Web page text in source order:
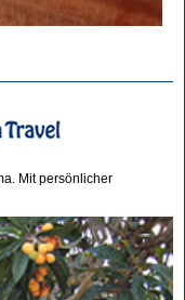
Mit persönlicher